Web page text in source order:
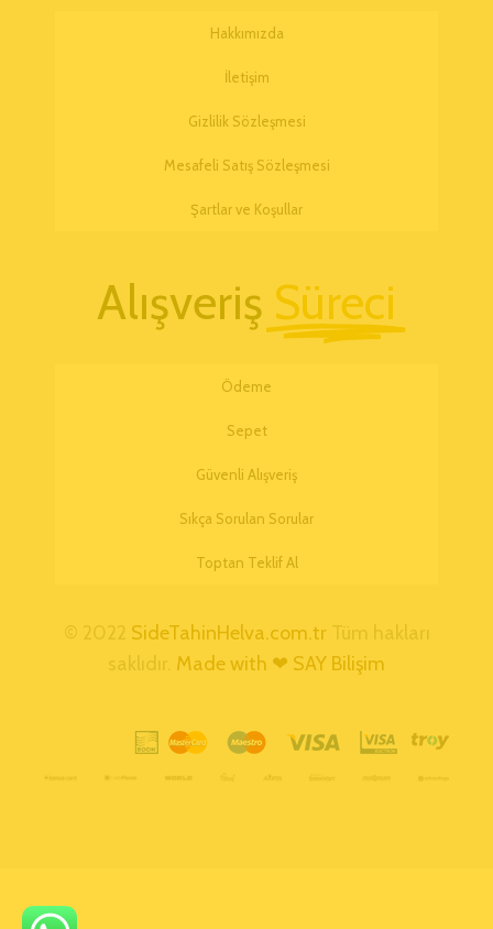
Hakkımızda
İletişim
Gizlilik Sözleşmesi
Mesafeli Satış Sözleşmesi
Şartlar ve Koşullar
Alışveriş Süreci
Ödeme
Sepet
Güvenli Alışveriş
Sıkça Sorulan Sorular
Toptan Teklif Al
© 2022 SideTahinHelva.com.tr Tüm hakları
saklıdır. Made with ❤ SAY Bilişim